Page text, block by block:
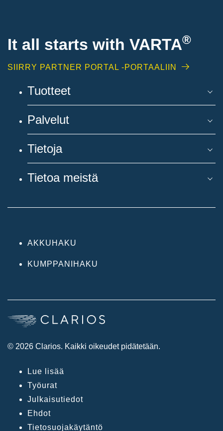
It all starts with VARTA®
SIIRRY PARTNER PORTAL -PORTAALIIN
Tuotteet
Palvelut
Tietoja
Tietoa meistä
AKKUHAKU
KUMPPANIHAKU
© 2026 Clarios. Kaikki oikeudet pidätetään.
Lue lisää
Työurat
Julkaisutiedot
Ehdot
Tietosuojakäytäntö